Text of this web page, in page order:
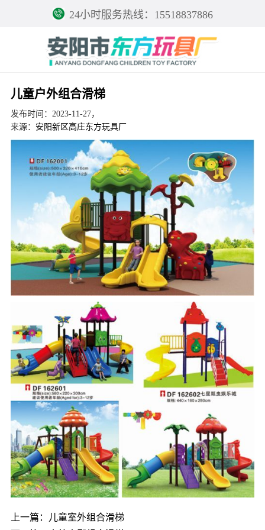
24小时服务热线：15518837886
儿童户外组合滑梯
发布时间：2023-11-27，
来源： 安阳新区高庄东方玩具厂
上一篇：
儿童室外组合滑梯